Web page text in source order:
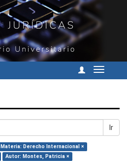
Cambiar
Ir
Materia: Derecho Internacional ×
Autor: Montes, Patricia ×